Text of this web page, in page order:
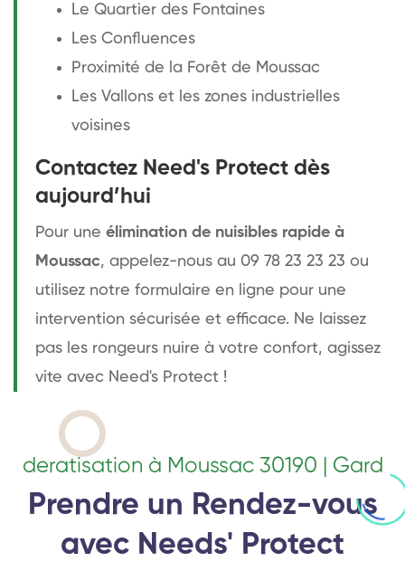
Le Quartier des Fontaines
Les Confluences
Proximité de la Forêt de Moussac
Les Vallons et les zones industrielles
voisines
Contactez Need's Protect dès
aujourd’hui
Pour une élimination de nuisibles rapide à
Moussac, appelez-nous au 09 78 23 23 23 ou
utilisez notre formulaire en ligne pour une
intervention sécurisée et efficace. Ne laissez
pas les rongeurs nuire à votre confort, agissez
vite avec Need's Protect !
deratisation à Moussac 30190 | Gard
Prendre un Rendez-vous
avec Needs' Protect